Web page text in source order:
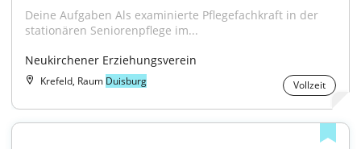
Deine Aufgaben Als examinierte Pflegefachkraft in der
stationären Seniorenpflege im...
Neukirchener Erziehungsverein
Krefeld, Raum Duisburg Vollzeit